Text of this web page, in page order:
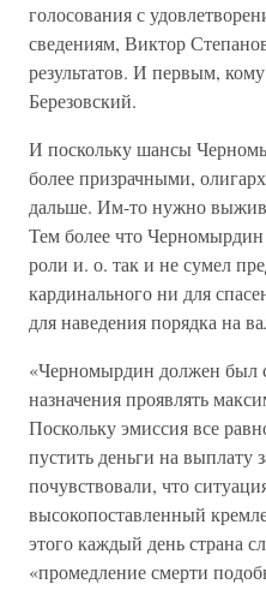
голосования с
сведениям, Виктор
результатов. И первым,
Березовский.
И поскольку шансы
более призрачными,
дальше. Им-то нужно
Тем более что
роли и. о. так и не сумел
кардинального ни для
для наведения порядка на
«Черномырдин должен был
назначения проявлять
Поскольку эмиссия все
пустить деньги на выплату
почувствовали, что
высокопоставленный
этого каждый день страна
«промедление смерти